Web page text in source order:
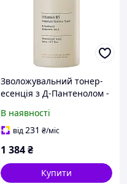
Зволожувальний тонер-
есенція з Д-Пантенолом -
Moisture Essence Toner
280ml (1052657)
В наявності
від231 ₴/міс
1 384₴
Купити